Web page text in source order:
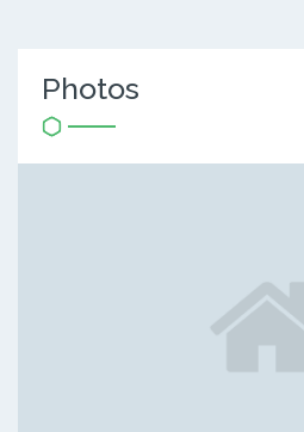
Photos